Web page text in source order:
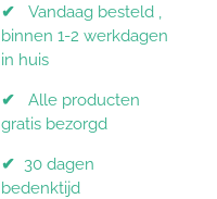
✔
Vandaag besteld ,
binnen 1-2 werkdagen
in huis
✔
Alle producten
gratis bezorgd
✔ 30 dagen
bedenktijd